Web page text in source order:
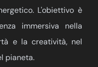
L'obiettivo è
immersiva nella
e la creatività, nel
pianeta.